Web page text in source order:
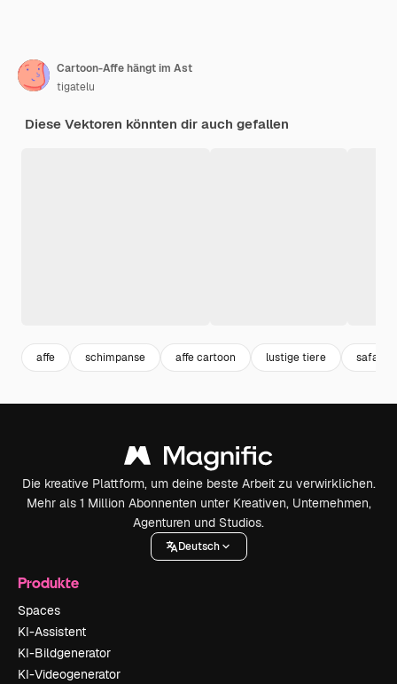
Cartoon-Affe hängt im Ast
tigatelu
Diese Vektoren könnten dir auch gefallen
affe schimpanse affe cartoon lustige tiere safari
Die kreative Plattform, um deine beste Arbeit zu verwirklichen.
Mehr als 1 Million Abonnenten unter Kreativen, Unternehmen,
Agenturen und Studios.
Deutsch
Produkte
Spaces
KI-Assistent
KI-Bildgenerator
KI-Videogenerator